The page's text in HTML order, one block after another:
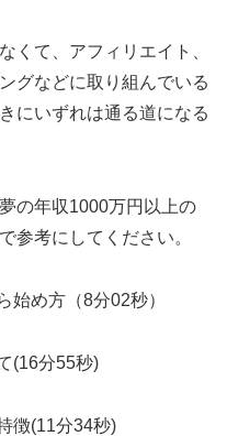
くて、アフィリエイト、
グなどに取り組んでいる
にいずれは通る道になる
の年収1000万円以上の
参考にしてください。
始め方（8分02秒）
(16分55秒)
徴(11分34秒)